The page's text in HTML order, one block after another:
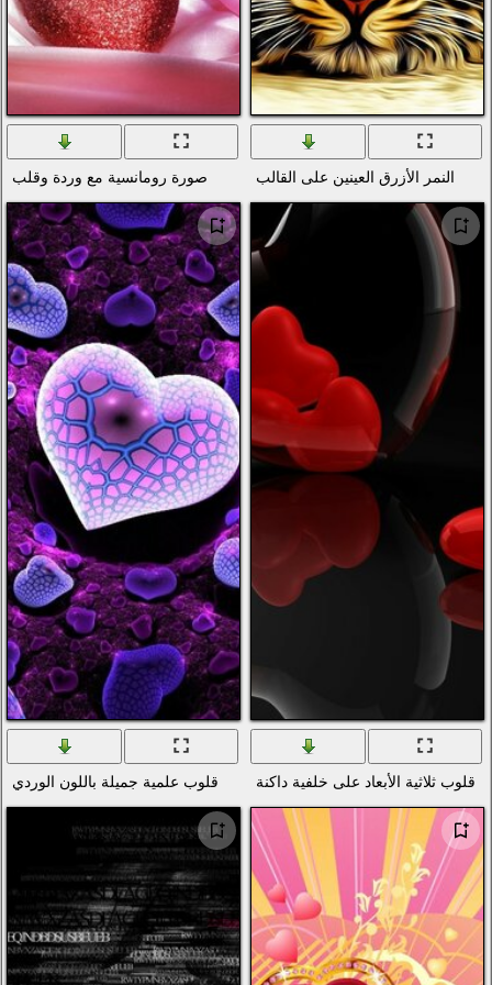
صورة رومانسية مع وردة وقلب
قلوب علمية جميلة باللون الوردي